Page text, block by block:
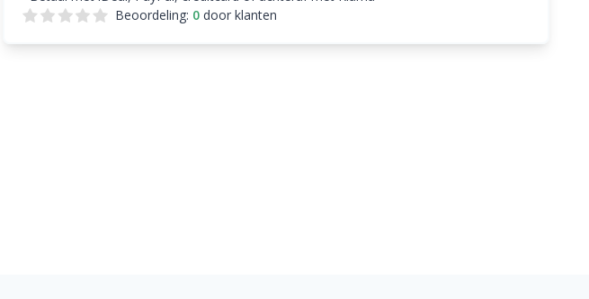
Beoordeling: 0door klanten